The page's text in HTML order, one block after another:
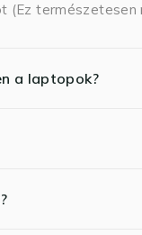
(Ez
a laptopok?